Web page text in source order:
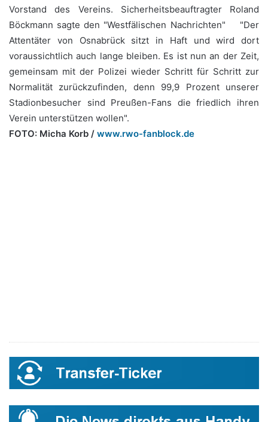
Vorstand des Vereins. Sicherheitsbeauftragter Roland
Böckmann sagte den "Westfälischen Nachrichten" "Der
Attentäter von Osnabrück sitzt in Haft und wird dort
voraussichtlich auch lange bleiben. Es ist nun an der Zeit,
gemeinsam mit der Polizei wieder Schritt für Schritt zur
Normalität zurückzufinden, denn 99,9 Prozent unserer
Stadionbesucher sind Preußen-Fans die friedlich ihren
Verein unterstützen wollen".
FOTO: Micha Korb / www.rwo-fanblock.de